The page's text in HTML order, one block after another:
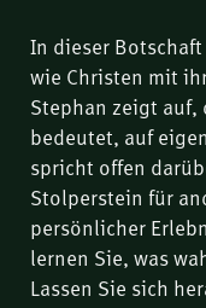
In dieser
wie Christen mit
Stephan zeigt auf,
bedeutet, auf
spricht offen
Stolperstein für
persönlicher
lernen Sie, was
Lassen Sie sich